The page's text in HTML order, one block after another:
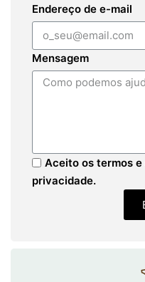
Endereço de e-mail
Mensagem
Aceito os termos
privacidade.